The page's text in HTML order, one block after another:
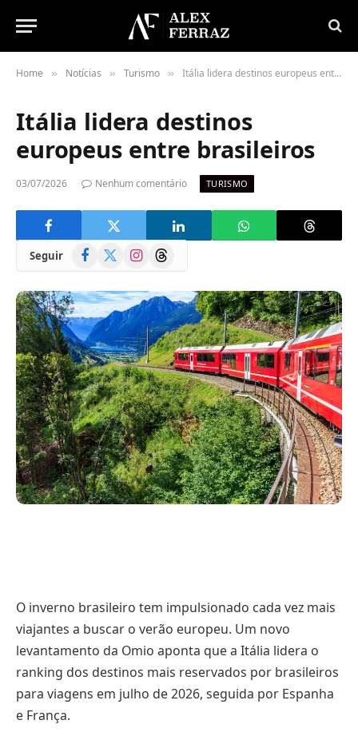
Home » Notícias » Turismo » Itália lidera destinos europeus entre brasileiros
Itália lidera destinos
europeus entre brasileiros
03/07/2026 Nenhum comentário TURISMO
Seguir Facebook
(Twitter)
InstagramThreads
O inverno brasileiro tem impulsionado cada vez mais
viajantes a buscar o verão europeu. Um novo
levantamento da Omio aponta que a Itália lidera o
ranking dos destinos mais reservados por brasileiros
para viagens em julho de 2026, seguida por Espanha
e França.